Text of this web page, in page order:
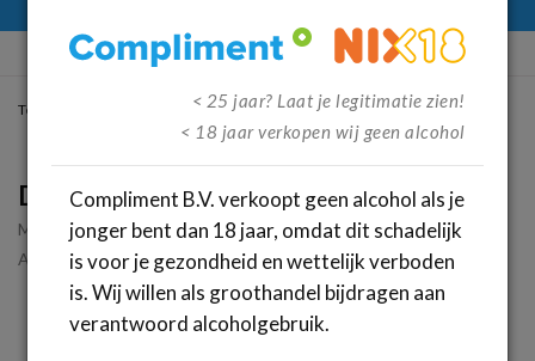
Gratisverzenden vanaf €95,-
Terug Sterke drank/Likeuren
De Kuyper Coconut Kokos (70cl)
Merk:
De Kuyper
Artikelnummer: 36133
< 25 jaar? Laat je legitimatie zien!
< 18 jaar verkopen wij geen alcohol
Compliment B.V. verkoopt geen alcohol als je
jonger bent dan 18 jaar, omdat dit schadelijk
is voor je gezondheid en wettelijk verboden
is. Wij willen als groothandel bijdragen aan
verantwoord alcoholgebruik.